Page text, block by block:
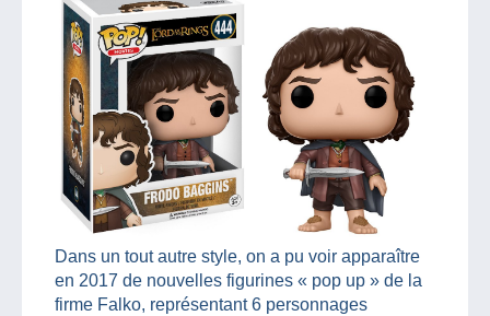
Dans un tout autre style, on a pu voir apparaître
en 2017 de nouvelles figurines « pop up » de la
firme Falko, représentant 6 personnages